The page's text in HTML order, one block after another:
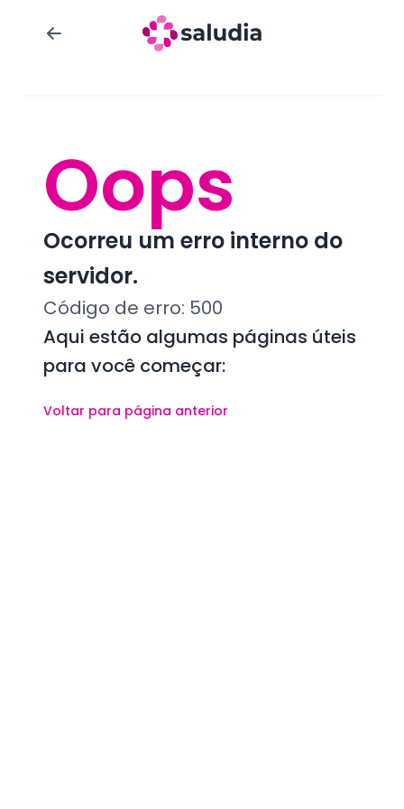
Oops
Ocorreu um erro interno do
servidor.
Código de erro: 500
Aqui estão algumas páginas úteis
para você começar:
Voltar para página anterior